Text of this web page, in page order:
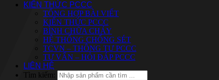
KIẾN THỨC PCCC
TỔNG HỢP BÀI VIẾT
KIẾN THỨC PCCC
BÌNH CHỮA CHÁY
HỆ THỐNG CHỐNG SÉT
TCVN – THÔNG TƯ PCCC
TƯ VẤN – HỎI ĐÁP PCCC
LIÊN HỆ
Tìm kiếm: